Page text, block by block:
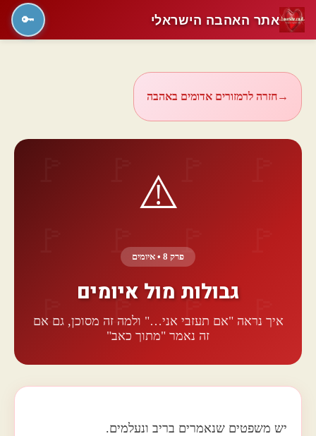
→חזרה לרמזורים אדומים באהבה
⚠️
פרק 8 • איומים
גבולות מול איומים
איך נראה "אם תעזבי אני…" ולמה זה מסוכן, גם אם
זה נאמר "מתוך כאב"
יש משפטים שנאמרים בריב ונעלמים.
אתר האהבה הישראלי 🔑